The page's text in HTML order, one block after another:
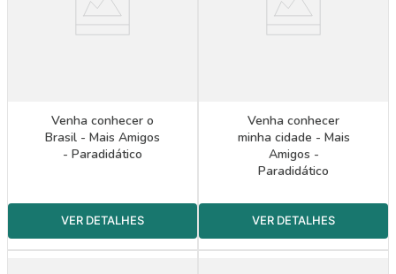
Venha conhecer o
Brasil - Mais Amigos
- Paradidático
Venha conhecer
minha cidade - Mais
Amigos -
Paradidático